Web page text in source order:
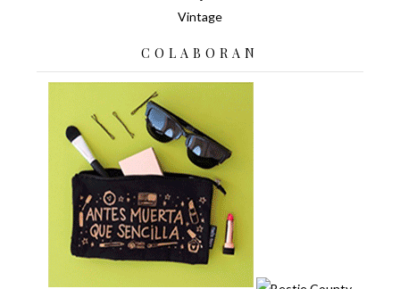
Vintage
COLABORAN